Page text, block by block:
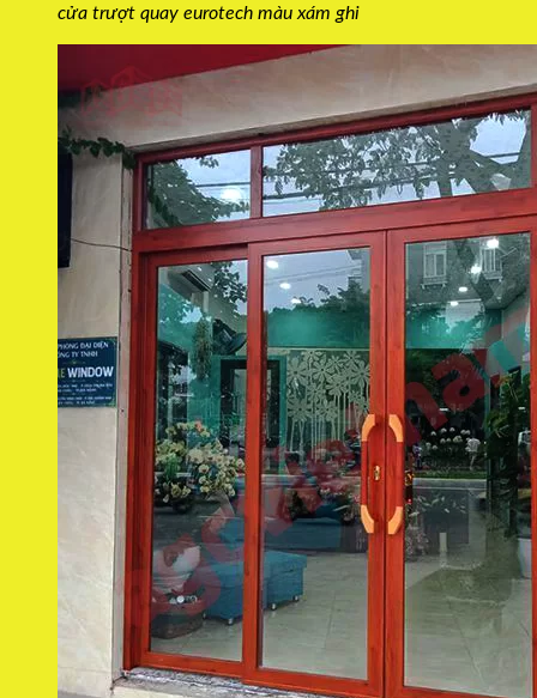
cửa trượt quay eurotech màu xám ghi